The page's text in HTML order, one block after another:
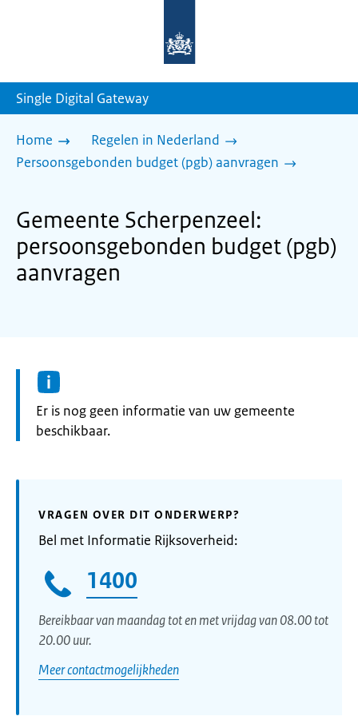
homepage
Single Digital Gateway
Home
Regelen in Nederland
Persoonsgebonden budget (pgb) aanvragen
Gemeente Scherpenzeel:
persoonsgebonden budget (pgb)
aanvragen
Informatie:
Er is nog geen informatie van uw gemeente
beschikbaar.
VRAGEN OVER DIT ONDERWERP?
Bel met Informatie Rijksoverheid:
1400
Bereikbaar van maandag tot en met vrijdag van 08.00 tot
20.00 uur.
Meer contactmogelijkheden